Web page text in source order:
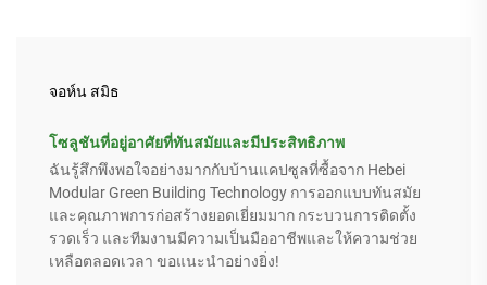
จอห์น สมิธ
โซลูชันที่อยู่อาศัยที่ทันสมัยและมีประสิทธิภาพ
ฉันรู้สึกพึงพอใจอย่างมากกับบ้านแคปซูลที่ซื้อจาก Hebei
Modular Green Building Technology การออกแบบทันสมัย
และคุณภาพการก่อสร้างยอดเยี่ยมมาก กระบวนการติดตั้ง
รวดเร็ว และทีมงานมีความเป็นมืออาชีพและให้ความช่วย
เหลือตลอดเวลา ขอแนะนำอย่างยิ่ง!